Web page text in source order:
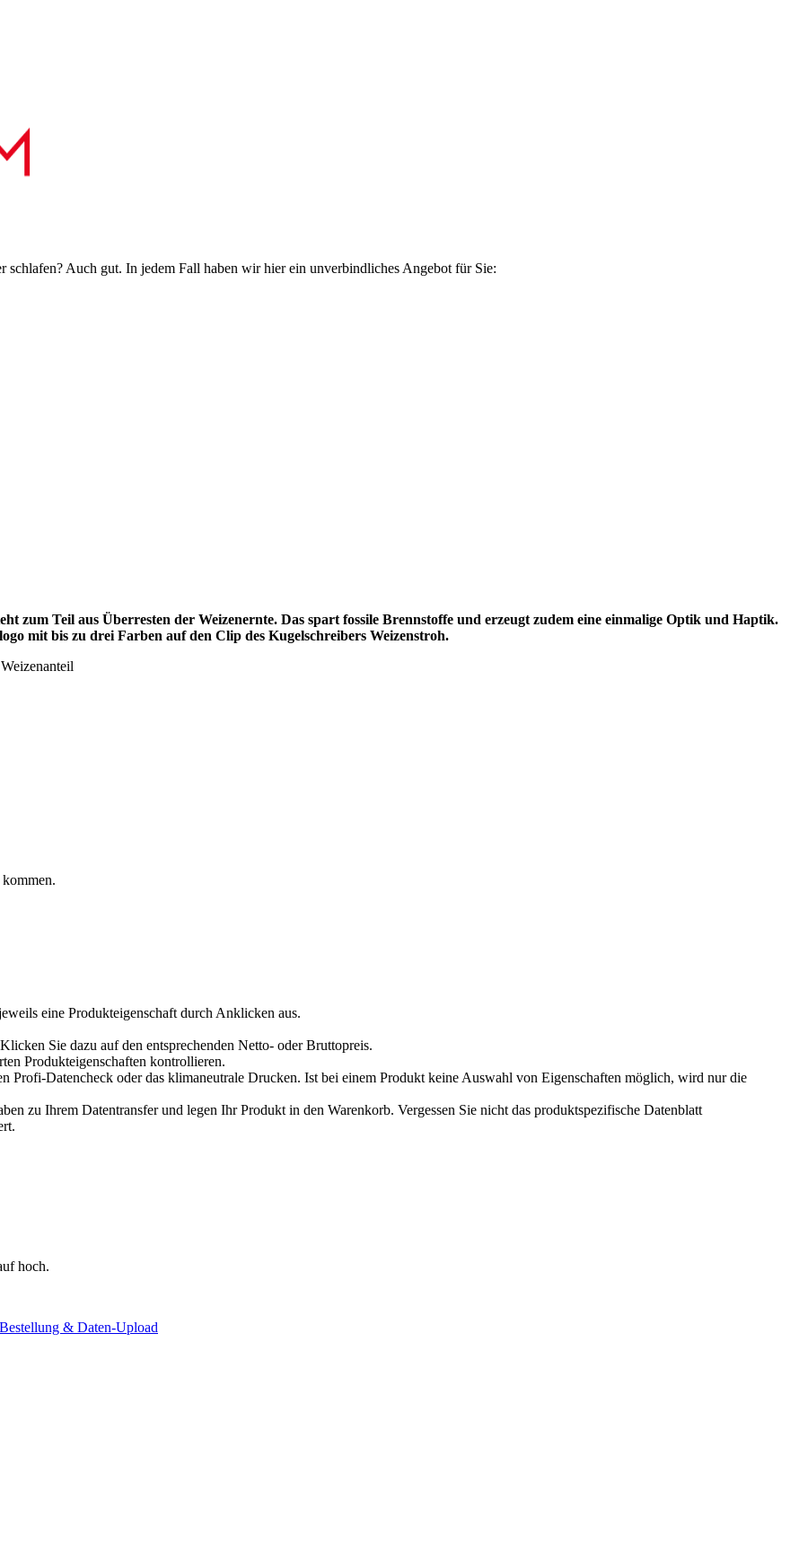
Auch gut. In jedem Fall haben wir hier ein unverbindliches Angebot für Sie:
zum Teil aus Überresten der Weizenernte. Das spart fossile Brennstoffe und erzeugt zudem eine einmalige Optik und Haptik.
mit bis zu drei Farben auf den Clip des Kugelschreibers Weizenstroh.
eine Produkteigenschaft durch Anklicken aus.
Sie dazu auf den entsprechenden Netto- oder Bruttopreis.
Produkteigenschaften kontrollieren.
Profi-Datencheck oder das klimaneutrale Drucken. Ist bei einem Produkt keine Auswahl von Eigenschaften möglich, wird nur die
zu Ihrem Datentransfer und legen Ihr Produkt in den Warenkorb. Vergessen Sie nicht das produktspezifische Datenblatt
hoch.
& Daten-Upload